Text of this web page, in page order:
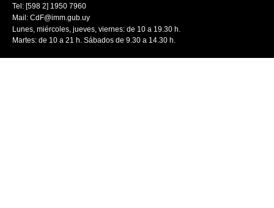
Tel: [598 2] 1950 7960
Mail: CdF@imm.gub.uy
Lunes, miércoles, jueves, viernes: de 10 a 19.30 h.
Martes: de 10 a 21 h. Sábados de 9.30 a 14.30 h.